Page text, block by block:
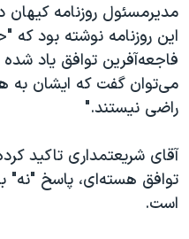
این روزنامه نوشته بود که
فاجعه‌آفرین توافق یاد
می‌توان گفت که ایشان به
راضی نیستند."
آقای شریعتمداری تاکید
توافق هسته‌ای، پاسخ "نه"
است.